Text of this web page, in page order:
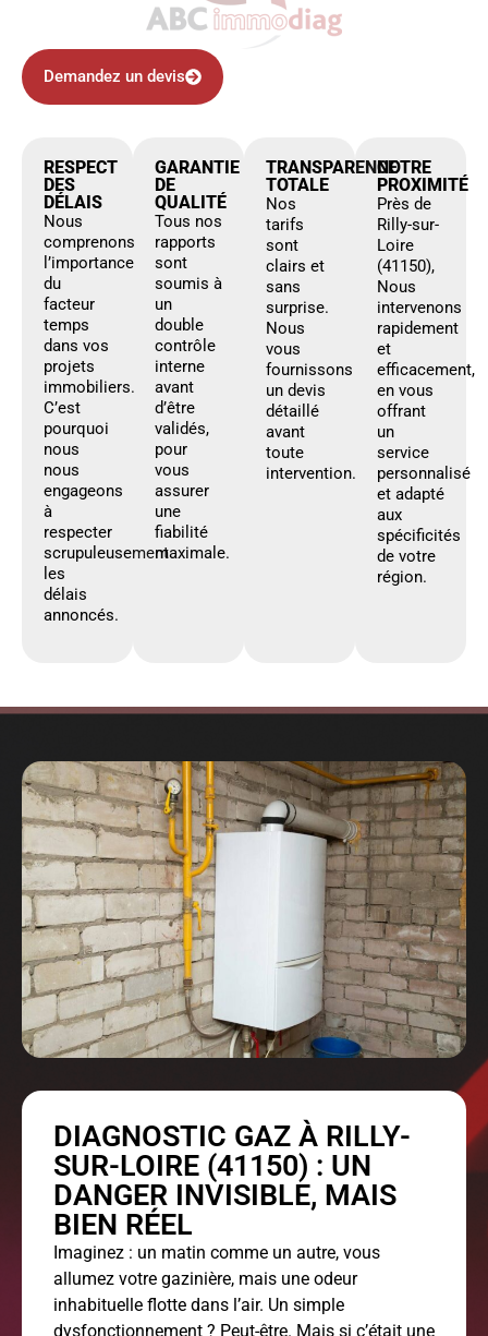
Demandez un devis
RESPECT
DES
DÉLAIS
Nous
comprenons
l’importance
du
facteur
temps
dans vos
projets
immobiliers.
C’est
pourquoi
nous
nous
engageons
à
respecter
scrupuleusement
les
délais
annoncés.
GARANTIE
DE
QUALITÉ
Tous nos
rapports
sont
soumis à
un
double
contrôle
interne
avant
d’être
validés,
pour
vous
assurer
une
fiabilité
maximale.
TRANSPARENCE
TOTALE
Nos
tarifs
sont
clairs et
sans
surprise.
Nous
vous
fournissons
un devis
détaillé
avant
toute
intervention.
NOTRE
PROXIMITÉ
Près de
Rilly-sur-
Loire
(41150),
Nous
intervenons
rapidement
et
efficacement,
en vous
offrant
un
service
personnalisé
et adapté
aux
spécificités
de votre
région.
DIAGNOSTIC GAZ À RILLY-
SUR-LOIRE (41150) : UN
DANGER INVISIBLE, MAIS
BIEN RÉEL
Imaginez : un matin comme un autre, vous
allumez votre gazinière, mais une odeur
inhabituelle flotte dans l’air. Un simple
dysfonctionnement ? Peut-être. Mais si c’était une